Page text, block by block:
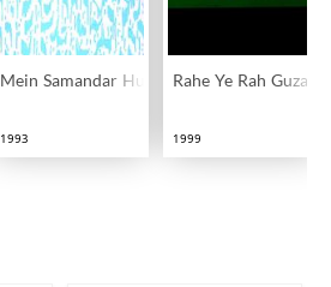
Mein Samandar Hun
1993
Rahe Ye Rah Guzar-
1999